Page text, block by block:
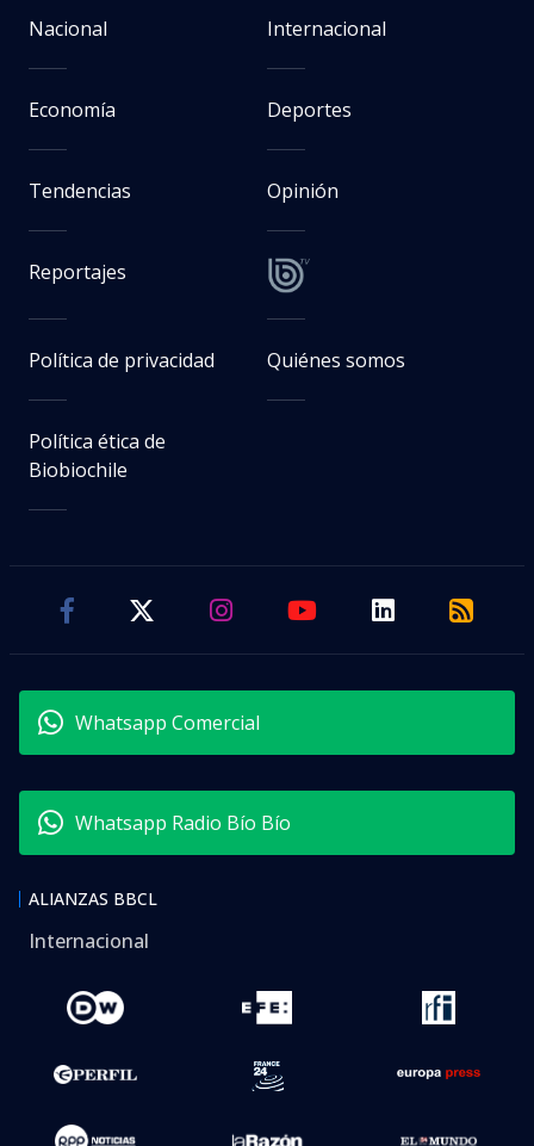
Nacional Internacional
Economía Deportes
Tendencias Opinión
Reportajes
Política de privacidad Quiénes somos
Política ética de
Biobiochile
Whatsapp Comercial
Whatsapp Radio Bío Bío
ALIANZAS BBCL
Internacional